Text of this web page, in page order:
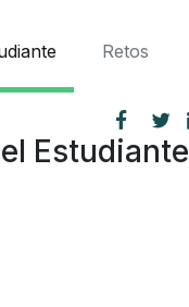
Retos
Estudiante